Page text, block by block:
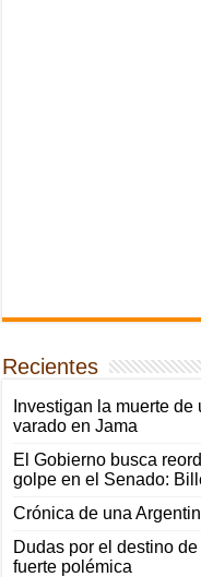
Recientes
Investigan la muerte
varado en Jama
El Gobierno busca
golpe en el Senado:
Crónica de una
Dudas por el destino
fuerte polémica